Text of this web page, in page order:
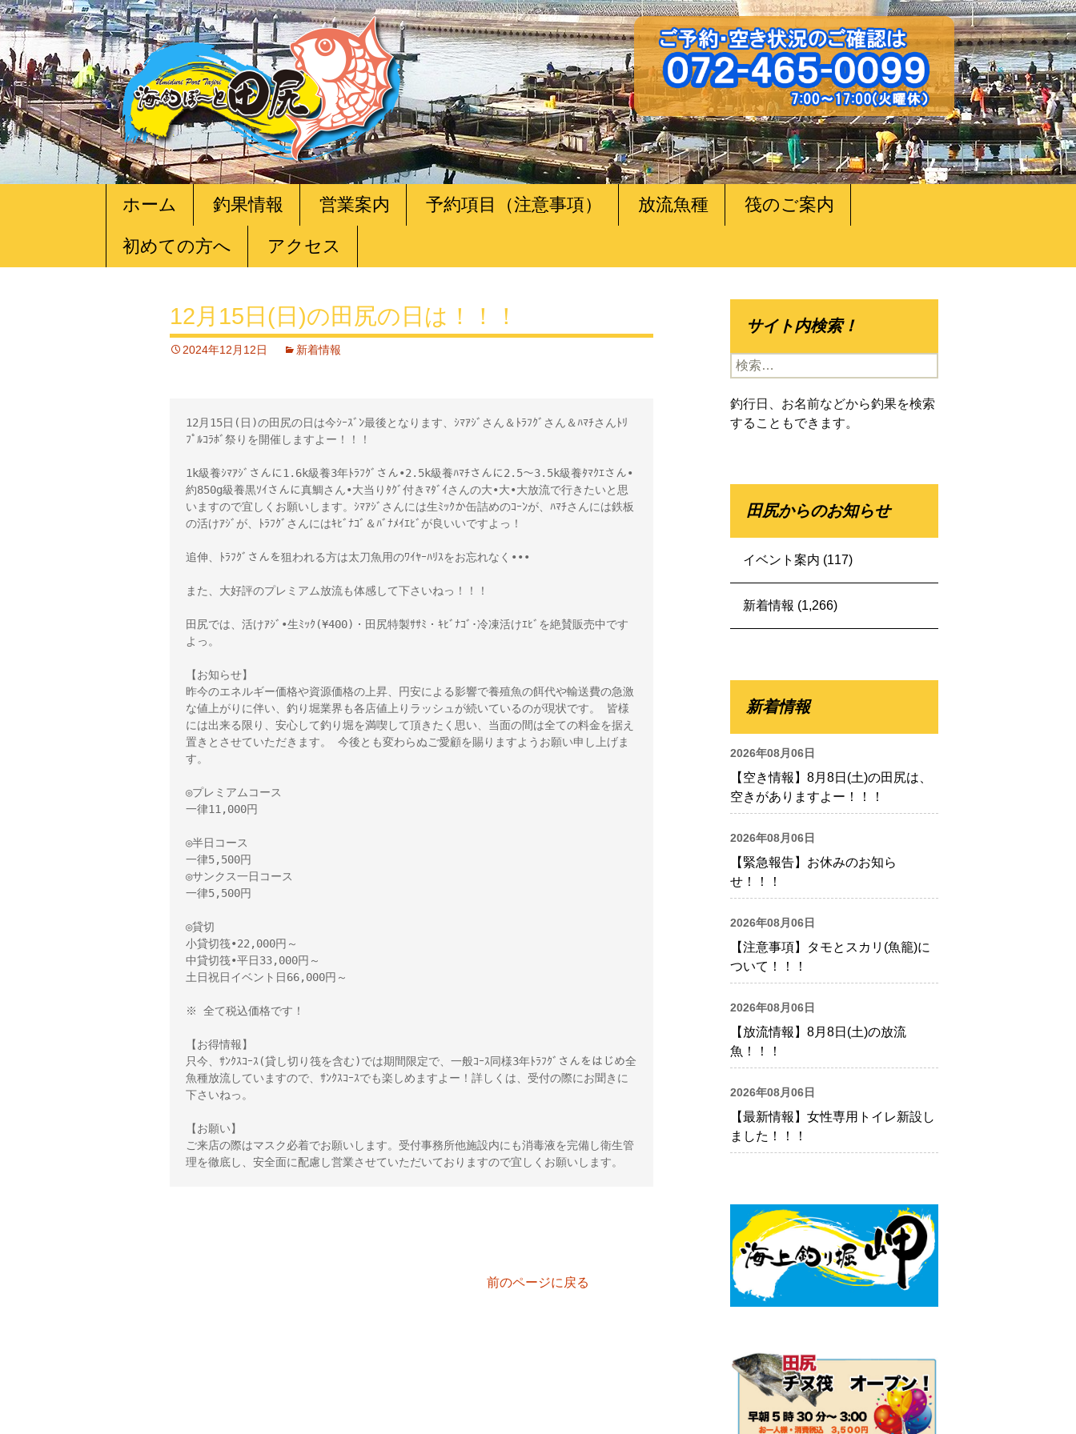
ツ
ホーム 釣果情報 営業案内 予約項目（注意事項） 放流魚種 筏のご案内
初めての方へ アクセス
12月15日(日)の田尻の日は！！！
2024年12月12日 新着情報
12月15日(日)の田尻の日は今ｼｰｽﾞﾝ最後となります、ｼﾏｱｼﾞさん＆ﾄﾗﾌｸﾞさん＆ﾊﾏﾁさんﾄﾘ
ﾌﾟﾙｺﾗﾎﾞ祭りを開催しますよー！！！
1k級養ｼﾏｱｼﾞさんに1.6k級養3年ﾄﾗﾌｸﾞさん•2.5k級養ﾊﾏﾁさんに2.5～3.5k級養ﾀﾏｸｴさん•
約850g級養黒ｿｲさんに真鯛さん•大当りﾀｸﾞ付きﾏﾀﾞｲさんの大•大•大放流で行きたいと思
いますので宜しくお願いします。ｼﾏｱｼﾞさんには生ﾐｯｸか缶詰めのｺｰﾝが、ﾊﾏﾁさんには鉄板
の活けｱｼﾞが、ﾄﾗﾌｸﾞさんにはｷﾋﾞﾅｺﾞ＆ﾊﾞﾅﾒｲｴﾋﾞが良いいですよっ！
追伸、ﾄﾗﾌｸﾞさんを狙われる方は太刀魚用のﾜｲﾔｰﾊﾘｽをお忘れなく•••
また、大好評のプレミアム放流も体感して下さいねっ！！！
田尻では、活けｱｼﾞ•生ﾐｯｸ(¥400)・田尻特製ｻｻﾐ・ｷﾋﾞﾅｺﾞ･冷凍活けｴﾋﾞを絶賛販売中です
よっ。
【お知らせ】
昨今のエネルギー価格や資源価格の上昇、円安による影響で養殖魚の餌代や輸送費の急激
な値上がりに伴い、釣り堀業界も各店値上りラッシュが続いているのが現状です。 皆様
には出来る限り、安心して釣り堀を満喫して頂きたく思い、当面の間は全ての料金を据え
置きとさせていただきます。 今後とも変わらぬご愛顧を賜りますようお願い申し上げま
す。
◎プレミアムコース
一律11,000円
◎半日コース
一律5,500円
◎サンクス一日コース
一律5,500円
◎貸切
小貸切筏•22,000円～
中貸切筏•平日33,000円～
土日祝日イベント日66,000円～
※ 全て税込価格です！
【お得情報】
只今、ｻﾝｸｽｺｰｽ(貸し切り筏を含む)では期間限定で、一般ｺｰｽ同様3年ﾄﾗﾌｸﾞさんをはじめ全
魚種放流していますので、ｻﾝｸｽｺｰｽでも楽しめますよー！詳しくは、受付の際にお聞きに
下さいねっ。
【お願い】
ご来店の際はマスク必着でお願いします。受付事務所他施設内にも消毒液を完備し衛生管
理を徹底し、安全面に配慮し営業させていただいておりますので宜しくお願いします。
前のページに戻る
サイト内検索！
検
索:
釣行日、お名前などから釣果を検索
することもできます。
田尻からのお知らせ
イベント案内 (117)
新着情報 (1,266)
新着情報
2026年08月06日
【空き情報】8月8日(土)の田尻は、
空きがありますよー！！！
2026年08月06日
【緊急報告】お休みのお知ら
せ！！！
2026年08月06日
【注意事項】タモとスカリ(魚籠)に
ついて！！！
2026年08月06日
【放流情報】8月8日(土)の放流
魚！！！
2026年08月06日
【最新情報】女性専用トイレ新設し
ました！！！